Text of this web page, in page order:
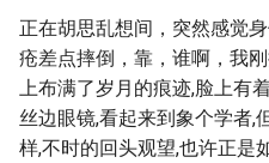
正在胡思乱想间，突然感觉
疮差点摔倒，靠，谁啊，我
上布满了岁月的痕迹,脸上有
丝边眼镜,看起来到象个学者,
样,不时的回头观望,也许正是